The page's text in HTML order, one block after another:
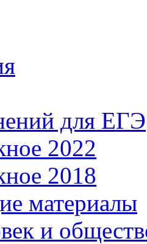
для ЕГЭ
2022
2018
материалы
и